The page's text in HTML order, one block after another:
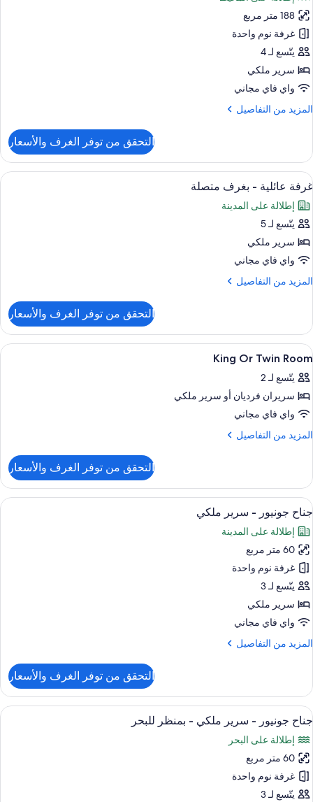
جناح
رئاسي
188 متر مربع
غرفة نوم واحدة
يتّسع لـ 4
سرير ملكي
واي فاي مجاني
المزيد من التفاصيل
المزيد
جناح
رئاسي
التحقق من توفر الغرف والأسعار
استعراض
جميع
صور
غرفة
عائلية
-
بغرف
متصلة
أغطية فراش متميزة وميني بار وخزنة
10
غرفة عائلية - بغرف متصلة
إطلالة على المدينة
يتّسع لـ 5
سرير ملكي
واي فاي مجاني
المزيد من التفاصيل
المزيد
غرفة
عائلية
-
متصلة
التحقق من توفر الغرف والأسعار
استعراض
جميع
صور
King
Or
Twin
أغطية فراش متميزة وميني بار وخزنة
5
King Or Twin Room
يتّسع لـ 2
سريران فرديان‫‬ أو سرير ملكي
واي فاي مجاني
المزيد من التفاصيل
المزيد
King
Or
Twin
Room
التحقق من توفر الغرف والأسعار
استعراض
جميع
صور
جناح
جونيور
-
سرير
ملكي
أغطية فراش متميزة وميني بار وخزنة
11
جناح جونيور - سرير ملكي
إطلالة على المدينة
60 متر مربع
غرفة نوم واحدة
يتّسع لـ 3
سرير ملكي
واي فاي مجاني
المزيد من التفاصيل
المزيد
جناح
جونيور
-
سرير
ملكي
التحقق من توفر الغرف والأسعار
استعراض
جميع
صور
جناح
جونيور
-
أغطية فراش متميزة وميني بار وخزنة
8
جناح جونيور - سرير ملكي - بمنظر للبحر
إطلالة على البحر
60 متر مربع
غرفة نوم واحدة
يتّسع لـ 3